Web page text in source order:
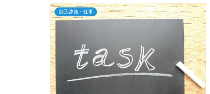
自己啓発・仕事